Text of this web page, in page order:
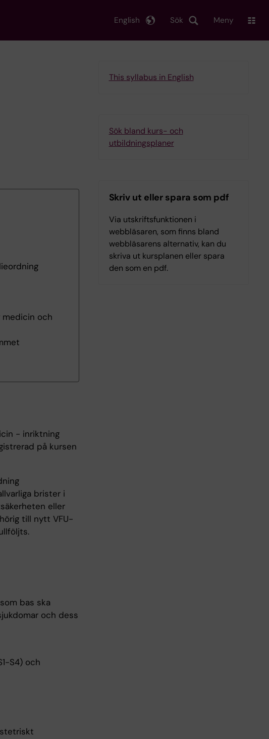
Sök
English Meny
och
- inriktning
på kursen
brister i
eller
till nytt VFU-
bas ska
och dess
S4) och
This syllabus in English
Sök bland kurs- och
utbildningsplaner
Skriv ut eller spara som pdf
Via utskriftsfunktionen i
webbläsaren, som finns bland
webbläsarens alternativ, kan du
skriva ut kursplanen eller spara
den som en pdf.